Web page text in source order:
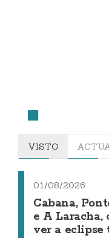
VISTO
01/08/2026
Cabana,
e A Laracha,
ver a eclipse